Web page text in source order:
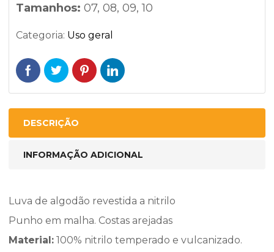
Tamanhos: 07, 08, 09, 10
Categoria: Uso geral
DESCRIÇÃO
INFORMAÇÃO ADICIONAL
Luva de algodão revestida a nitrilo
Punho em malha. Costas arejadas
Material: 100% nitrilo temperado e vulcanizado.